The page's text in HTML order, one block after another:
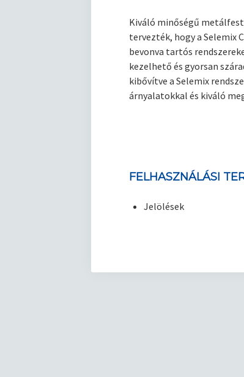
Kiváló minőségű
tervezték, hogy a Selemix
bevonva tartós
kezelhető és gyorsan
kibővítve a Selemix
árnyalatokkal és kiváló
FELHASZNÁLÁSI
Jelölések